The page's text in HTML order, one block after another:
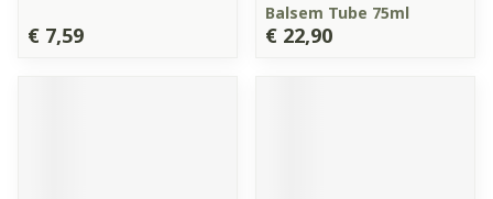
€ 7,59
Balsem Tube 75ml
€ 22,90